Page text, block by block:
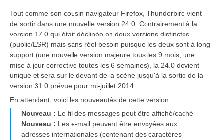
Tout comme son cousin navigateur Firefox, Thunderbird vient
de sortir dans une nouvelle version 24.0. Contrairement à la
version 17.0 qui était déclinée en deux versions distinctes
(public/ESR) mais sans réel besoin puisque les deux sont à long
support (une nouvelle version majeure tous les 9 mois, une
mise à jour corrective toutes les 6 semaines), la 24.0 devient
unique et sera sur le devant de la scène jusqu'à la sortie de la
version 31.0 prévue pour mi-juillet 2014.
En attendant, voici les nouveautés de cette version :
Nouveau : Le fil des messages peut être affiché/caché
Nouveau : Les e-mail peuvent être envoyées aux
adresses internationales (contenant des caractères